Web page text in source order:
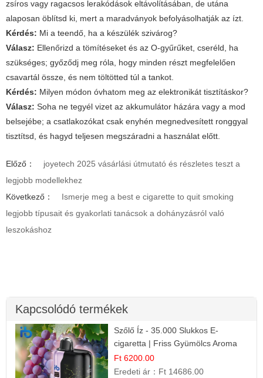
zsíros vagy ragacsos lerakódások eltávolításában, de utána
alaposan öblítsd ki, mert a maradványok befolyásolhatják az ízt.
Kérdés: Mi a teendő, ha a készülék szivárog?
Válasz: Ellenőrizd a tömítéseket és az O-gyűrűket, cseréld, ha
szükséges; győződj meg róla, hogy minden részt megfelelően
csavartál össze, és nem töltötted túl a tankot.
Kérdés: Milyen módon óvhatom meg az elektronikát tisztításkor?
Válasz: Soha ne tegyél vizet az akkumulátor házára vagy a mod
belsejébe; a csatlakozókat csak enyhén megnedvesített ronggyal
tisztítsd, és hagyd teljesen megszáradni a használat előtt.
Előző：
joyetech 2025 vásárlási útmutató és részletes teszt a
legjobb modellekhez
Következő：
Ismerje meg a best e cigarette to quit smoking
legjobb típusait és gyakorlati tanácsok a dohányzásról való
leszokáshoz
Kapcsolódó termékek
Szőlő Íz - 35.000 Slukkos E-
cigaretta | Friss Gyümölcs Aroma
Ft 6200.00
Eredeti ár： Ft 14686.00